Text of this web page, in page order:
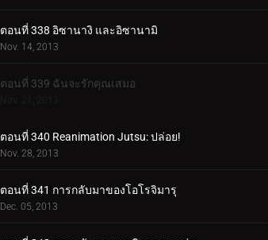
ตอนที่ 338 อิซานางิ และอิซานามิ
Nov. 14, 2013
ตอนที่ 339 ฉันจะรักคุณเสมอ
ตอนที่ 340 Reanimation Jutsu: ปล่อย!
Nov. 28, 2013
ตอนที่ 341 การกลับมาของโอโรจิมารุ
Dec. 05, 2013